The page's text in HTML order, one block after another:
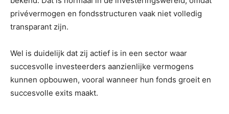
privévermogen en fondsstructuren vaak niet volledig
transparant zijn.
Wel is duidelijk dat zij actief is in een sector waar
succesvolle investeerders aanzienlijke vermogens
kunnen opbouwen, vooral wanneer hun fonds groeit en
succesvolle exits maakt.